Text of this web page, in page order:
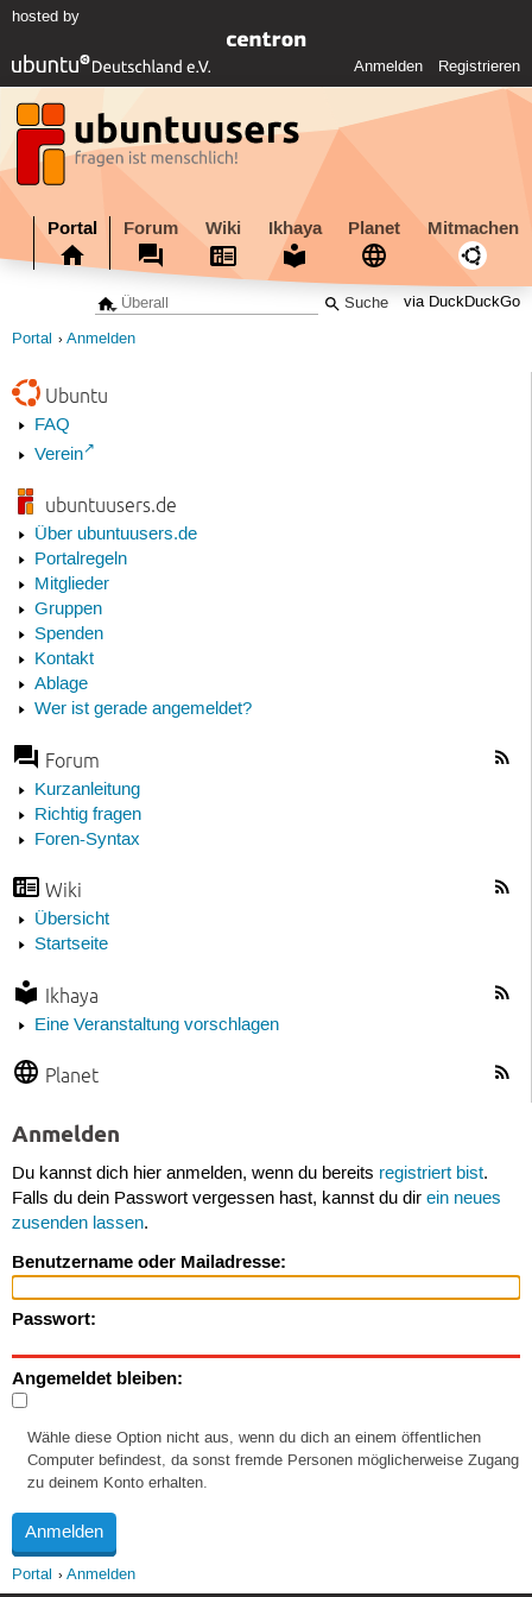
hosted by
Anmelden Registrieren
Portal Forum Wiki Ikhaya Planet Mitmachen
via DuckDuckGo
Portal Anmelden
Ubuntu
FAQ
Verein
ubuntuusers.de
Über ubuntuusers.de
Portalregeln
Mitglieder
Gruppen
Spenden
Kontakt
Ablage
Wer ist gerade angemeldet?
Forum
Kurzanleitung
Richtig fragen
Foren-Syntax
Wiki
Übersicht
Startseite
Ikhaya
Eine Veranstaltung vorschlagen
Planet
Anmelden
Du kannst dich hier anmelden, wenn du bereits registriert bist.
Falls du dein Passwort vergessen hast, kannst du dir ein neues
zusenden lassen.
Benutzername oder Mailadresse:
Passwort:
Angemeldet bleiben:
Wähle diese Option nicht aus, wenn du dich an einem öffentlichen
Computer befindest, da sonst fremde Personen möglicherweise Zugang
zu deinem Konto erhalten.
Portal Anmelden